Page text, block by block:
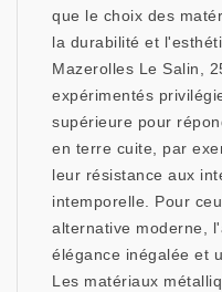
que le choix des
la durabilité et
Mazerolles Le Salin,
expérimentés
supérieure pour
en terre cuite, par
leur résistance aux
intemporelle. Pour
alternative moderne,
élégance inégalée et
Les matériaux